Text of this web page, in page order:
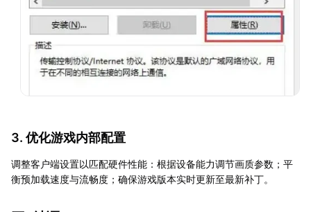
3. 优化游戏内部配置
调整客户端设置以匹配硬件性能：根据设备能力调节画质参数；平
衡预加载速度与流畅度；确保游戏版本实时更新至最新补丁。